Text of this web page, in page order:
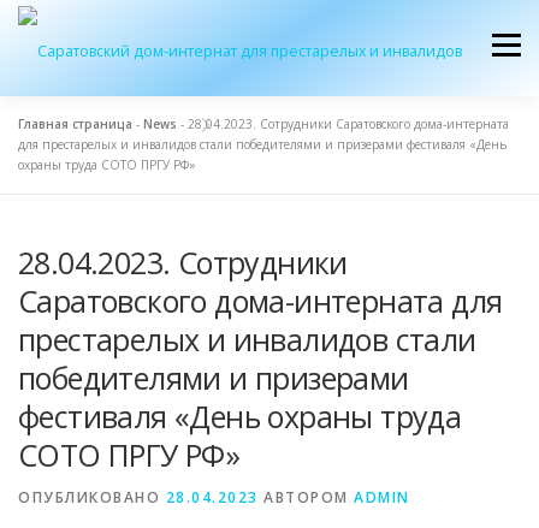
Перейти
содержимому
Меню
ОБ УЧРЕЖДЕНИИ ЭКСКУРСИЯ ПРИЕМ
ЖУРНАЛ “ДОМ” КОНТАКТЫ
Главная страница - News - 28.04.2023. Сотрудники Саратовского дома-интерната
для престарелых и инвалидов стали победителями и призерами фестиваля «День
охраны труда СОТО ПРГУ РФ»
28.04.2023. Сотрудники
Саратовского дома-интерната для
престарелых и инвалидов стали
победителями и призерами
фестиваля «День охраны труда
СОТО ПРГУ РФ»
ОПУБЛИКОВАНО 28.04.2023 АВТОРОМ ADMIN